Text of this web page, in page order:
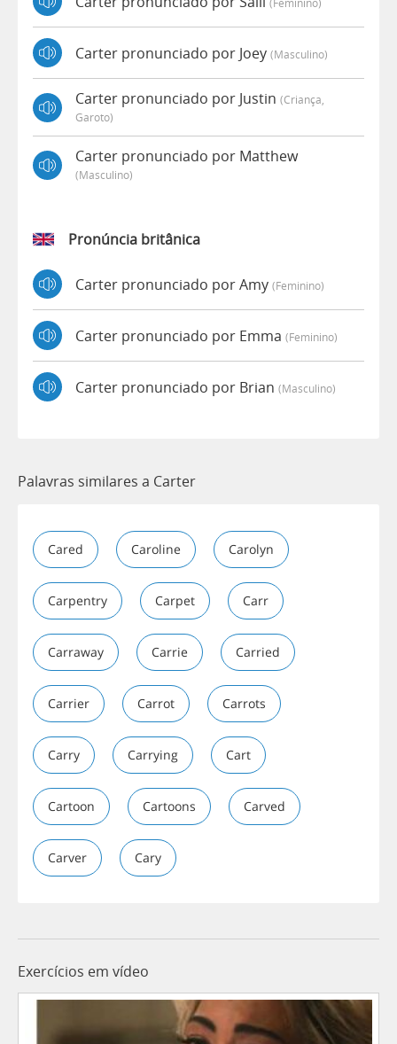
Carter pronunciado por Joey (masculino)
Carter pronunciado por Justin (criança,
Garoto)
Carter pronunciado por Matthew
(masculino)
Pronúncia britânica
Carter pronunciado por Amy (feminino)
Carter pronunciado por Emma (feminino)
Carter pronunciado por Brian (masculino)
Palavras similares a Carter
Cared Caroline Carolyn
Carpentry Carpet Carr
Carraway Carrie Carried
Carrier Carrot Carrots
Carry Carrying Cart
Cartoon Cartoons Carved
Carver Cary
Exercícios em vídeo